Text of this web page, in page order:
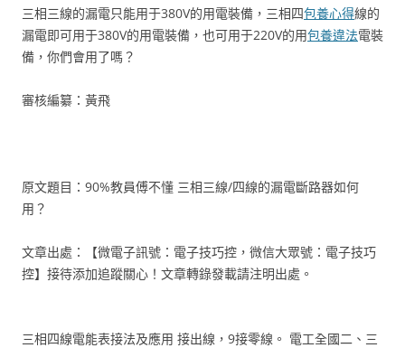
三相三線的漏電只能用于380V的用電裝備，三相四包養心得線的
漏電即可用于380V的用電裝備，也可用于220V的用包養違法電裝
備，你們會用了嗎？
審核編纂：黃飛
原文題目：90%教員傅不懂 三相三線/四線的漏電斷路器如何
用？
文章出處：【微電子訊號：電子技巧控，微信大眾號：電子技巧
控】接待添加追蹤關心！文章轉錄發載請注明出處。
三相四線電能表接法及應用 接出線，9接零線。 電工全國二、三